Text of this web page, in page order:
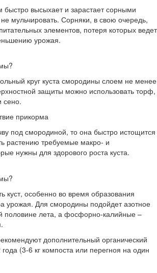
высыхает и зарастает сорными
мульчировать. Сорняки, в свою очередь,
элементов, потеря которых ведет
урожая.
круг куста смородины слоем не менее
защиты можно использовать торф,
сено.
прикорма
под смородиной, то она быстро истощится
растению требуемые макро- и
нужны для здорового роста куста.
куст, особенно во время образования
урожая. Для смородины подойдет азотное
половине лета, а фосфорно-калийные –
дополнительный органический
(3-6 кг компоста или перегноя на один